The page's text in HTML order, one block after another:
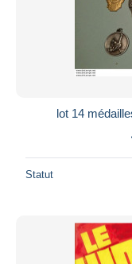
lot 14
Statut